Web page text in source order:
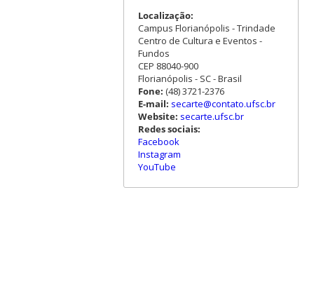
Localização:
Campus Florianópolis - Trindade
Centro de Cultura e Eventos -
Fundos
CEP 88040-900
Florianópolis - SC - Brasil
Fone: (48) 3721-2376
E-mail: secarte@contato.ufsc.br
Website: secarte.ufsc.br
Redes sociais:
Facebook
Instagram
YouTube